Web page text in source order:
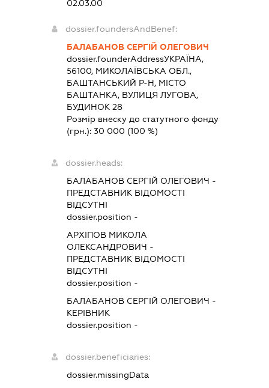
02.03.00
dossier.foundersAndBenef:
БАЛАБАНОВ СЕРГІЙ ОЛЕГОВИЧ
dossier.founderAddressУКРАЇНА,
56100, МИКОЛАЇВСЬКА ОБЛ.,
БАШТАНСЬКИЙ Р-Н, МІСТО
БАШТАНКА, ВУЛИЦЯ ЛУГОВА,
БУДИНОК 28
Розмір внеску до статутного фонду
(грн.):30 000 (100 %)
dossier.heads:
БАЛАБАНОВ СЕРГІЙ ОЛЕГОВИЧ -
ПРЕДСТАВНИК ВІДОМОСТІ
ВІДСУТНІ
dossier.position -
АРХІПОВ МИКОЛА
ОЛЕКСАНДРОВИЧ -
ПРЕДСТАВНИК ВІДОМОСТІ
ВІДСУТНІ
dossier.position -
БАЛАБАНОВ СЕРГІЙ ОЛЕГОВИЧ -
КЕРІВНИК
dossier.position -
dossier.beneficiaries:
dossier.missingData